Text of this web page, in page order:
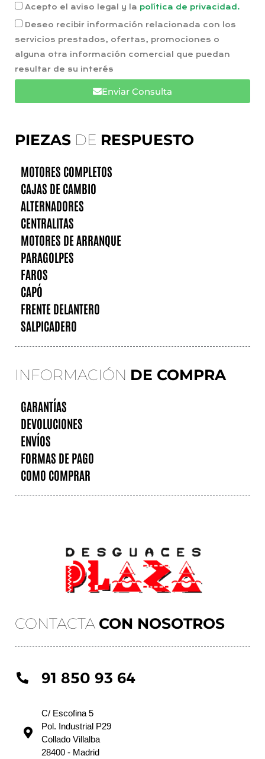
CONTACTA CON NOSOTROS
91 850 93 64
C/ Escofina 5
Pol. Industrial P29
Collado Villalba
28400 - Madrid
PIEZAS DE RESPUESTO
MOTORES COMPLETOS
CAJAS DE CAMBIO
ALTERNADORES
CENTRALITAS
MOTORES DE ARRANQUE
PARAGOLPES
FAROS
CAPÓ
FRENTE DELANTERO
SALPICADERO
INFORMACIÓN DE COMPRA
GARANTÍAS
DEVOLUCIONES
ENVÍOS
FORMAS DE PAGO
COMO COMPRAR
Acepto el aviso legal y la política de privacidad.
Deseo recibir información relacionada con los
servicios prestados, ofertas, promociones o
alguna otra información comercial que puedan
resultar de su interés
Enviar Consulta